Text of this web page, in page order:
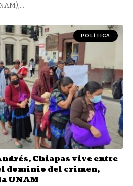
…
POLÍTICA
Chiapas vive entre
dominio del crimen,
UNAM